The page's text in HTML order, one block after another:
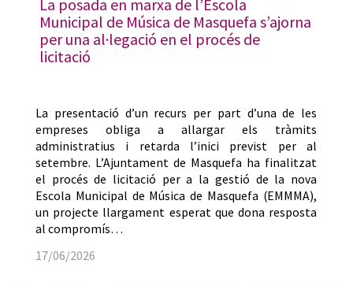
La posada en marxa de l’Escola
Municipal de Música de Masquefa s’ajorna
per una al·legació en el procés de
licitació
La presentació d’un recurs per part d’una de les
empreses obliga a allargar els tràmits
administratius i retarda l’inici previst per al
setembre. L’Ajuntament de Masquefa ha finalitzat
el procés de licitació per a la gestió de la nova
Escola Municipal de Música de Masquefa (EMMMA),
un projecte llargament esperat que dona resposta
al compromís…
17/06/2026